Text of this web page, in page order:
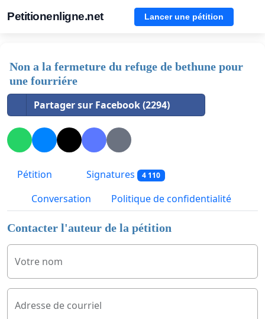
Petitionenligne.net Lancer une pétition
Non a la fermeture du refuge de bethune pour
une fourriére
Partager sur Facebook (2294)
Pétition Signatures 4 110
Conversation Politique de confidentialité
Contacter l'auteur de la pétition
Votre nom
Adresse de courriel